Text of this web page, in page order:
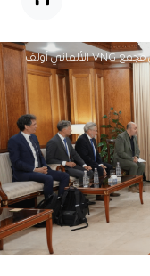
مباحثات بين وزير المحروقات محمد عرقاب مع رئيس مجمع VNG الألماني أولف